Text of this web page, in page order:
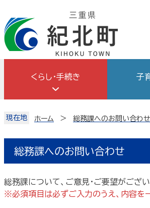
くらし・手続き 子
現在地 ホーム 総務課へのお問い合わせ
総務課へのお問い合わせ
総務課について、ご意見・ご要望がござ
※必須項目は必ずご入力のうえ、内容を